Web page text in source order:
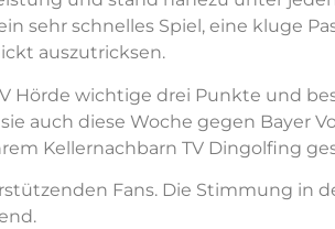
sehr schnelles Spiel, eine kluge
auszutricksen.
Hörde wichtige drei Punkte und
auch diese Woche gegen Bayer
Kellernachbarn TV Dingolfing
Fans. Die Stimmung in